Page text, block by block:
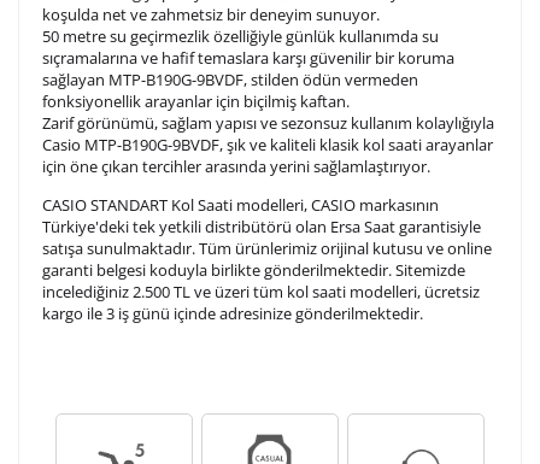
Lütfen font seçiniz
Ön İzleme Kişiselleştir Vazgeç
Kişiselleştirilmiş ürünlerin teslim süresi gravür işleme
sebebi ile 1-2 iş günü uzamaktadır. Gravür İşlemi
tamamlandıktan sonra siparişiniz kargoya verilecektir.
Kişiselleştirilmiş
iade ve değişim
koşulda net ve zahmetsiz bir deneyim sunuyor.
50 metre su geçirmezlik özelliğiyle günlük kullanımda su
sıçramalarına ve hafif temaslara karşı güvenilir bir koruma
sağlayan MTP-B190G-9BVDF, stilden ödün vermeden
fonksiyonellik arayanlar için biçilmiş kaftan.
Zarif görünümü, sağlam yapısı ve sezonsuz kullanım kolaylığıyla
Casio MTP-B190G-9BVDF, şık ve kaliteli klasik kol saati arayanlar
için öne çıkan tercihler arasında yerini sağlamlaştırıyor.
CASIO STANDART Kol Saati modelleri, CASIO markasının
Türkiye'deki tek yetkili distribütörü olan Ersa Saat garantisiyle
satışa sunulmaktadır. Tüm ürünlerimiz orijinal kutusu ve online
garanti belgesi koduyla birlikte gönderilmektedir. Sitemizde
incelediğiniz 2.500 TL ve üzeri tüm kol saati modelleri, ücretsiz
kargo ile 3 iş günü içinde adresinize gönderilmektedir.